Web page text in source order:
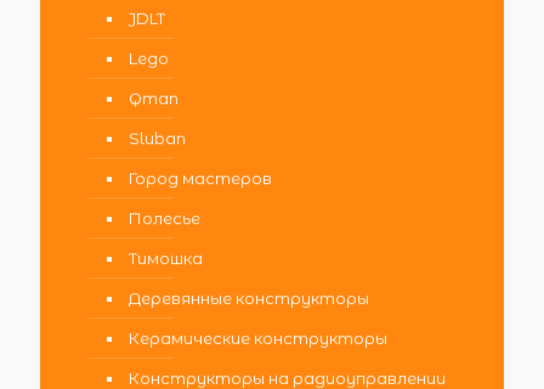
JDLT
Lego
Qman
Sluban
Город мастеров
Полесье
Тимошка
Деревянные конструкторы
Керамические конструкторы
Конструкторы на радиоуправлении